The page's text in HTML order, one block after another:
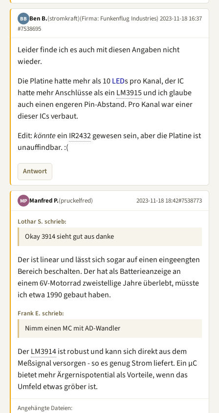
BB Ben B.(stromkraft)(Firma: Funkenflug Industries) 2023-11-18 16:37
#7538695
Leider finde ich es auch mit diesen Angaben nicht
wieder.
Die Platine hatte mehr als 10LEDs pro Kanal, der IC
hatte mehr Anschlüsse als ein LM3915und ich glaube
auch einen engeren Pin-Abstand. Pro Kanal war einer
dieser ICs verbaut.
Edit:könnteein IR2432gewesen sein, aber die Platine ist
unauffindbar. :(
Antwort
MP Manfred P.(pruckelfred) 2023-11-18 18:42#7538773
Lothar S. schrieb:
Okay 3914 sieht gut aus danke
Der ist linear und lässt sich sogar auf einen eingeengten
Bereich beschalten. Der hat als Batterieanzeige an
einem 6V-Motorrad zweistellige Jahre überlebt, müsste
ich etwa 1990 gebaut haben.
Frank E. schrieb:
Nimm einen MC mit AD-Wandler
DerLM3914ist robust und kann sich direkt aus dem
Meßsignal versorgen - so es genug Strom liefert. Ein µC
bietet mehr Ärgernispotential als Vorteile, wenn das
Umfeld etwas gröber ist.
Angehängte Dateien: